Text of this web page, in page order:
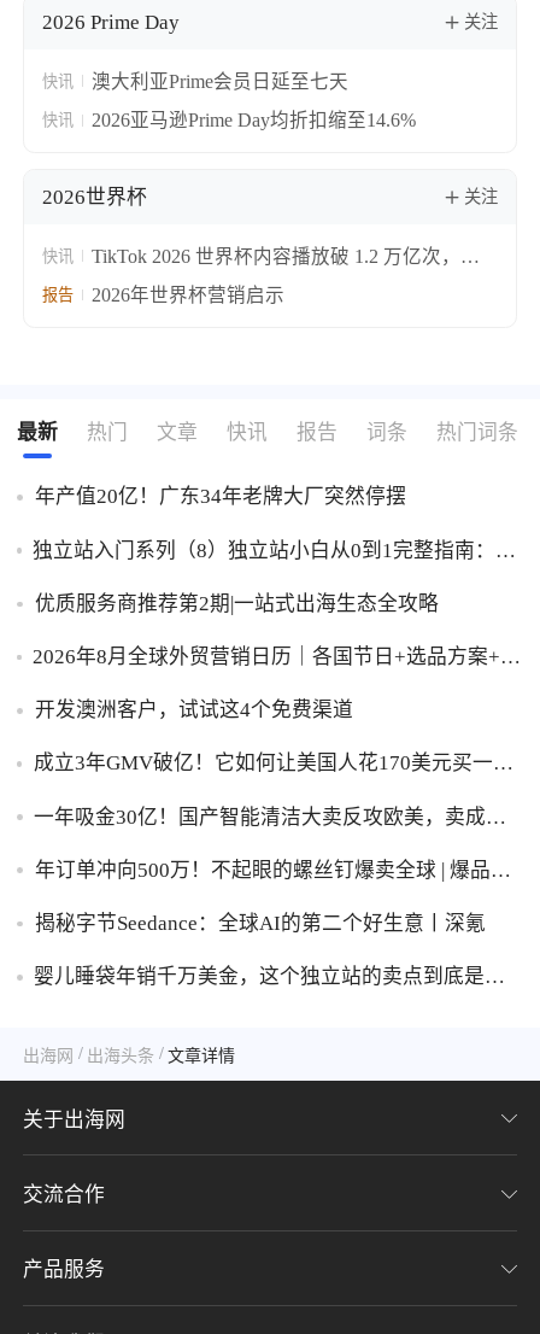
2026 Prime Day 关注
快讯 澳大利亚Prime会员日延至七天
快讯 2026亚马逊Prime Day均折扣缩至14.6%
2026世界杯 关注
快讯
TikTok 2026 世界杯内容播放破 1.2 万亿次，
#FIFAWorldCup 发帖量较上届涨 1700%
报告 2026年世界杯营销启示
最新 热门 文章 快讯 报告 词条 热门词条
年产值20亿！广东34年老牌大厂突然停摆
独立站入门系列（8）独立站小白从0到1完整指南：建
优质服务商推荐第2期|一站式出海生态全攻略
2026年8月全球外贸营销日历｜各国节日+选品方案+实
开发澳洲客户，试试这4个免费渠道
成立3年GMV破亿！它如何让美国人花170美元买一台
一年吸金30亿！国产智能清洁大卖反攻欧美，卖成全
年订单冲向500万！不起眼的螺丝钉爆卖全球 | 爆品洞
揭秘字节Seedance：全球AI的第二个好生意丨深氪
婴儿睡袋年销千万美金，这个独立站的卖点到底是什
出海网 / 出海头条 / 文章详情
关于出海网
关于我们
加入我们
交流合作
联系我们
产品服务